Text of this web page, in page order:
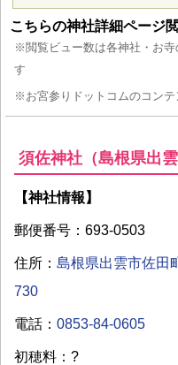
こちらの神社詳細ページ
※閲覧ビュー数は各神社・お寺
す
※お宮参りドットコムのコンテ
須佐神社（島根県出雲
【神社情報】
郵便番号：693-0503
住所： 島根県出雲市佐田
730
電話： 0853-84-0605
初穂料：?